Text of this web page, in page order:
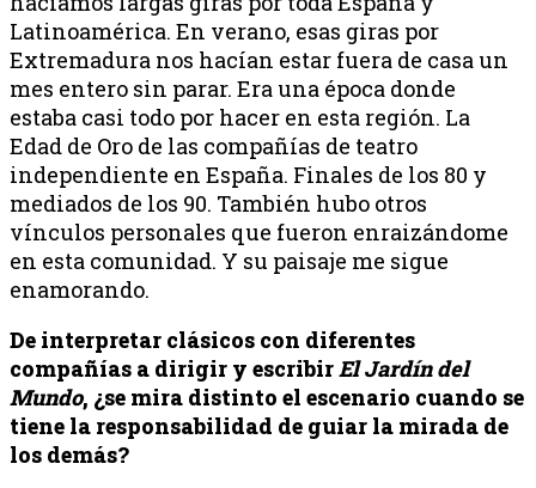
Latinoamérica. En verano, esas giras por
Extremadura nos hacían estar fuera de casa un
mes entero sin parar. Era una época donde
estaba casi todo por hacer en esta región. La
Edad de Oro de las compañías de teatro
independiente en España. Finales de los 80 y
mediados de los 90. También hubo otros
vínculos personales que fueron enraizándome
en esta comunidad. Y su paisaje me sigue
enamorando.
De interpretar clásicos con diferentes
compañías a dirigir y escribirEl Jardín del
Mundo, ¿se mira distinto el escenario cuando se
tiene la responsabilidad de guiar la mirada de
los demás?